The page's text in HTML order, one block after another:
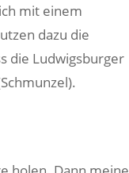
mit einem
dazu die
die Ludwigsburger